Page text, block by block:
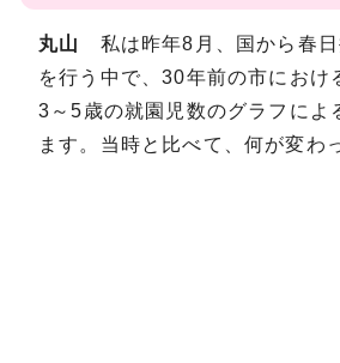
丸山
私は昨年8月、国から春日
を行う中で、30年前の市におけ
3～5歳の就園児数のグラフによ
ます。当時と比べて、何が変わ